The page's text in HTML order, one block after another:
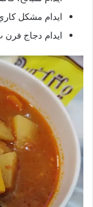
ايدام مشكل كاري،
ايدام دجاج فرن ب ١٥